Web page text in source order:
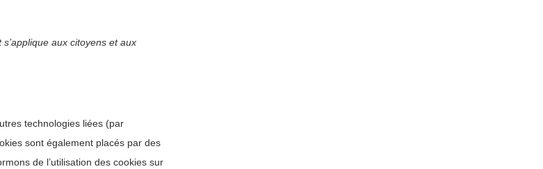
aux citoyens et aux
technologies liées (par
sont également placés par des
de l’utilisation des cookies sur